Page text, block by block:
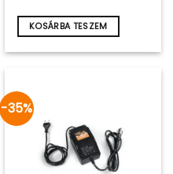
KOSÁRBA TESZEM
-35%